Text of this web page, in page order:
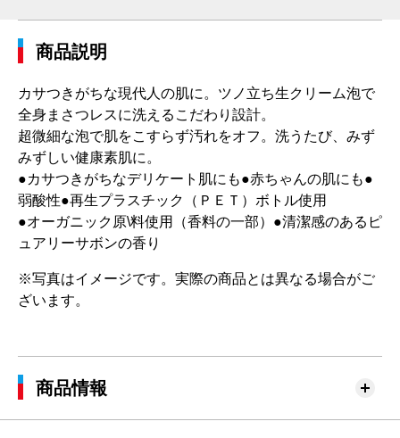
商品説明
カサつきがちな現代人の肌に。ツノ立ち生クリーム泡で
全身まさつレスに洗えるこだわり設計。
超微細な泡で肌をこすらず汚れをオフ。洗うたび、みず
みずしい健康素肌に。
●カサつきがちなデリケート肌にも●赤ちゃんの肌にも●
弱酸性●再生プラスチック（ＰＥＴ）ボトル使用
●オーガニック原\料使用（香料の一部）●清潔感のあるピ
ュアリーサボンの香り
※写真はイメージです。実際の商品とは異なる場合がご
ざいます。
商品情報